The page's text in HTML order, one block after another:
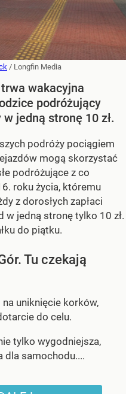
/ Longfin Media
wakacyjna
podróżujący
jedną stronę 10 zł.
podróży pociągiem
mogą skorzystać
podróżujące z co
roku życia, któremu
z dorosłych zapłaci
w jedną stronę tylko 10 zł.
do piątku.
Tu czekają
uniknięcie korków,
do celu.
tylko wygodniejsza,
dla samochodu....